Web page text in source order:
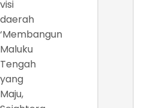
visi
daerah
‘Membangun
Maluku
Tengah
yang
Maju,